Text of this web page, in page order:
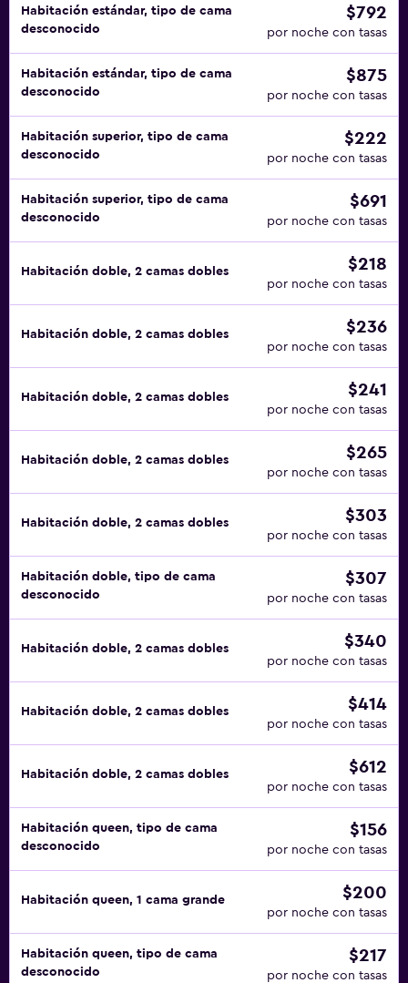
Habitación estándar, tipo de cama
desconocido
$792
por noche con tasas
Habitación estándar, tipo de cama
desconocido
$875
por noche con tasas
Habitación superior, tipo de cama
desconocido
$222
por noche con tasas
Habitación superior, tipo de cama
desconocido
$691
por noche con tasas
Habitación doble, 2 camas dobles $218
por noche con tasas
Habitación doble, 2 camas dobles $236
por noche con tasas
Habitación doble, 2 camas dobles $241
por noche con tasas
Habitación doble, 2 camas dobles $265
por noche con tasas
Habitación doble, 2 camas dobles $303
por noche con tasas
Habitación doble, tipo de cama
desconocido
$307
por noche con tasas
Habitación doble, 2 camas dobles $340
por noche con tasas
Habitación doble, 2 camas dobles $414
por noche con tasas
Habitación doble, 2 camas dobles $612
por noche con tasas
Habitación queen, tipo de cama
desconocido
$156
por noche con tasas
Habitación queen, 1 cama grande $200
por noche con tasas
Habitación queen, tipo de cama
desconocido
$217
por noche con tasas